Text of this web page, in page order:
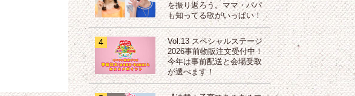
を振り返ろう。ママ・パパ
も知ってる歌がいっぱい！
4
Vol.13 スペシャルステージ
2026事前物販注文受付中！
今年は事前配送と会場受取
が選べます！